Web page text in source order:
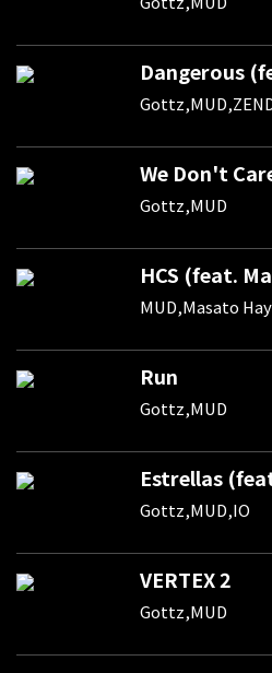
Dangerous
We Don't
Gottz,MUD
HCS (feat.
MUD,Masato
Run
Gottz,MUD
Estrellas
Gottz,MUD,IO
VERTEX 2
Gottz,MUD